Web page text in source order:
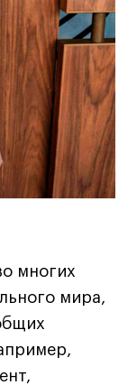
многих
мира,